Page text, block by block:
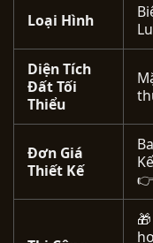
Loại Hình
Diện Tích
Đất Tối
Thiểu
Đơn Giá
Thiết Kế
👉
🎁